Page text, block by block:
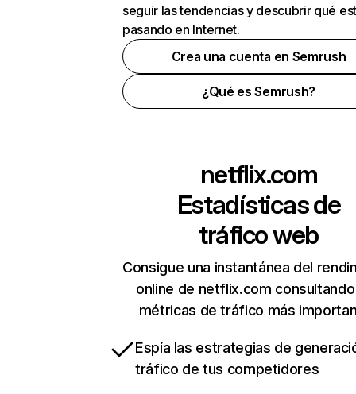
seguir las tendencias y descubrir qué
pasando en Internet.
Crea una cuenta en Semrush
¿Qué es Semrush?
netflix.com
Estadísticas de
tráfico web
Consigue una instantánea del
online de netflix.com
métricas de tráfico más
Espía las estrategias de
tráfico de tus competidores